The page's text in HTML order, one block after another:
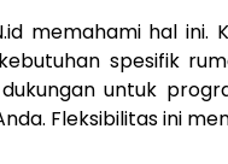
memahami hal ini.
spesifik
untuk
Fleksibilitas ini